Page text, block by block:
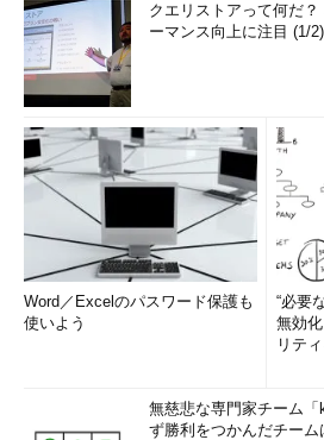
クエリストアって何だ
ーマンス向上に注目 (1/2)
Word／Excelのパスワード保護も
使いよう
“必要
無効
リテ
無慈悲な専門家チーム
ず勝利をつかんだチーム